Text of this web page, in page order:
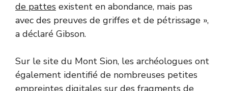
de pattes existent en abondance, mais pas
avec des preuves de griffes et de pétrissage »,
a déclaré Gibson.
Sur le site du Mont Sion, les archéologues ont
également identifié de nombreuses petites